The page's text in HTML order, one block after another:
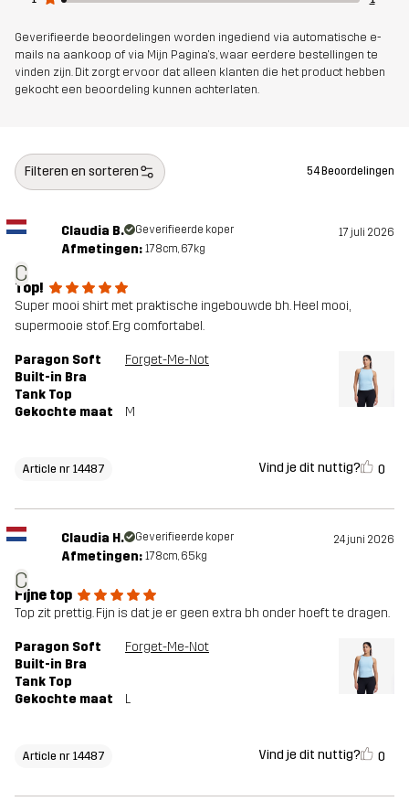
Geverifieerde beoordelingen worden ingediend via automatische e-
mails na aankoop of via Mijn Pagina's, waar eerdere bestellingen te
vinden zijn. Dit zorgt ervoor dat alleen klanten die het product hebben
gekocht een beoordeling kunnen achterlaten.
Filteren en sorteren 54 Beoordelingen
C
Claudia B. Geverifieerde koper 17 juli 2026
Afmetingen: 178cm, 67kg
Top!
Super mooi shirt met praktische ingebouwde bh. Heel mooi,
supermooie stof. Erg comfortabel.
Paragon Soft
Built-in Bra
Tank Top
Forget-Me-Not
Gekochte maat M
Article nr 14487 Vind je dit nuttig? 0
C
Claudia H. Geverifieerde koper 24 juni 2026
Afmetingen: 178cm, 65kg
Fijne top
Top zit prettig. Fijn is dat je er geen extra bh onder hoeft te dragen.
Paragon Soft
Built-in Bra
Tank Top
Forget-Me-Not
Gekochte maat L
Article nr 14487 Vind je dit nuttig? 0